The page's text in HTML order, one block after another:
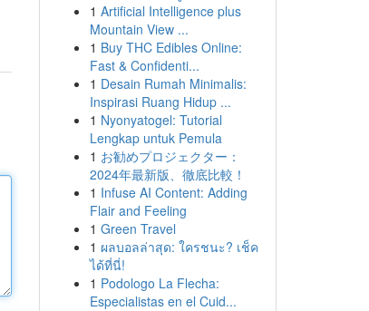
1 Artificial Intelligence plus
Mountain View ...
1 Buy THC Edibles Online:
Fast & Confidenti...
1 Desain Rumah Minimalis:
Inspirasi Ruang Hidup ...
1 Nyonyatogel: Tutorial
Lengkap untuk Pemula
1 お勧めプロジェクター：
2024年最新版、徹底比較！
1 Infuse AI Content: Adding
Flair and Feeling
1 Green Travel
1 ผลบอลล่าสุด: ใครชนะ? เช็ค
ได้ที่นี่!
1 Podologo La Flecha:
Especialistas en el Cuid...